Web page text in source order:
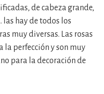
de cabeza grande,
hay de todos los
muy diversas. Las rosas
la perfección y son muy
para la decoración de